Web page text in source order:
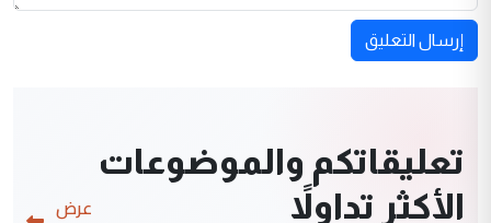
إرسال التعليق
تعليقاتكم والموضوعات
الأكثر تداولاً
عرض